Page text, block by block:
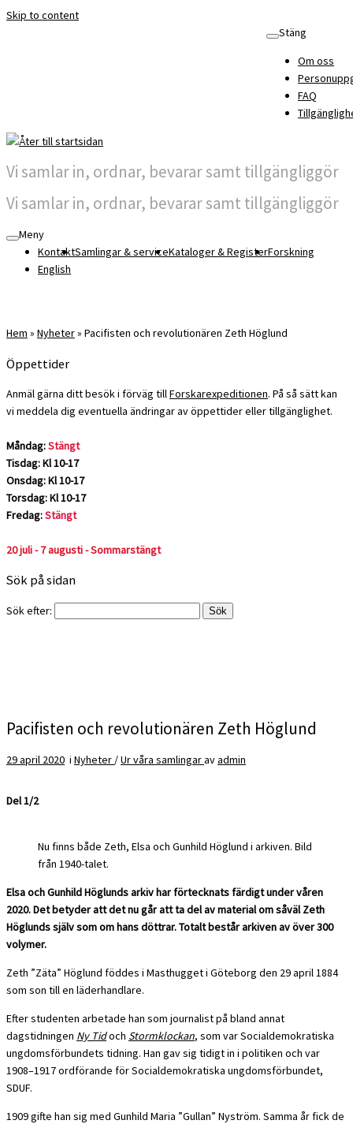
Skip to content
Stäng
Om oss
FAQ
Vi samlar in, ordnar, bevarar samt tillgängliggör
Vi samlar in, ordnar, bevarar samt tillgängliggör
Meny
KontaktSamlingar & serviceKataloger & RegisterForskning
English
Hem » Nyheter» Pacifisten och revolutionären Zeth Höglund
Öppettider
Anmäl gärna ditt besök i förväg tillForskarexpeditionen. På så sätt kan
vi meddela dig eventuella ändringar av öppettider eller tillgänglighet.
Måndag:Stängt
Tisdag: Kl 10-17
Onsdag: Kl 10-17
Torsdag: Kl 10-17
Fredag:Stängt
20 juli - 7 augusti - Sommarstängt
Sök på sidan
Sök efter:
Pacifisten och revolutionären Zeth Höglund
29 april 2020 i Nyheter /Ur våra samlingaravadmin
Del 1/2
Nu finns både Zeth, Elsa och Gunhild Höglund i arkiven. Bild
från 1940-talet.
Elsa och Gunhild Höglunds arkiv har förtecknats färdigt under våren
2020. Det betyder att det nu går att ta del av material om såväl Zeth
Höglunds själv som om hans döttrar. Totalt består arkiven av över 300
volymer.
Zeth ”Zäta” Höglund föddes i Masthugget i Göteborg den 29 april 1884
som son till en läderhandlare.
Efter studenten arbetade han som journalist på bland annat
dagstidningen Ny Tidoch Stormklockan, som var Socialdemokratiska
ungdomsförbundets tidning. Han gav sig tidigt in i politiken och var
1908–1917 ordförande för Socialdemokratiska ungdomsförbundet,
SDUF.
1909 gifte han sig med Gunhild Maria ”Gullan” Nyström. Samma år fick de